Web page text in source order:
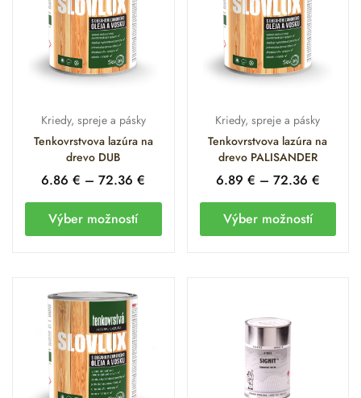
Kriedy, spreje a pásky
Tenkovrstvova lazúra na
drevo DUB
6.86€ – 72.36€
Výber možností
Kriedy, spreje a pásky
Tenkovrstvova lazúra na
drevo PALISANDER
6.89 € – 72.36 €
Výber možností